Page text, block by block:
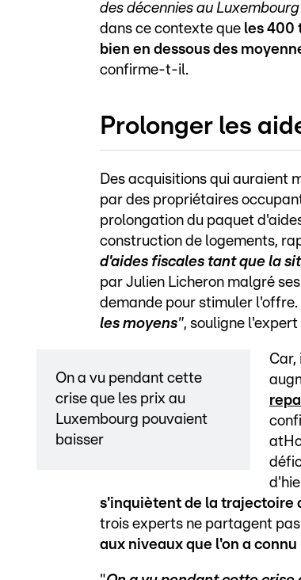
des décennies au
dans ce contexte que les 400
bien en dessous des
confirme-t-il.
Prolonger les
Des acquisitions qui auraient
par des propriétaires
prolongation du paquet
construction de logements,
d'aides fiscales tant que la
par Julien Licheron malgré
demande pour stimuler l'offre.
les moyens", souligne l'expert
On a vu pendant cette
crise que les prix au
Luxembourg pouvaient
baisser
Car,
s'inquiètent de la trajectoire
trois experts ne partagent
aux niveaux que l'on a